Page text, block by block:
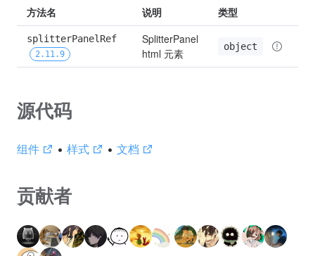
方法名 说明 类型
splitterPanelRef
2.11.9
SplitterPanel
html 元素
object
源代码
组件 • 样式 • 文档
贡献者